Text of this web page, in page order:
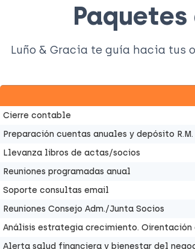
Luño & Gracia te guía hacia tus
Cierre contable
Preparación cuentas anuales y depósito R.M.
Llevanza libros de actas/socios
Reuniones programadas anual
Soporte consultas email
Reuniones Consejo Adm./Junta Socios
Análisis estrategia crecimiento. Oirentación
Alerta salud financiera y bienestar del